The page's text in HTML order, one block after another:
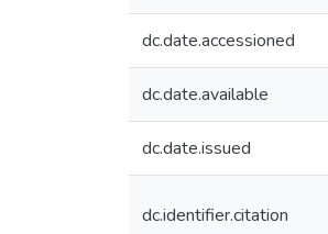
dc.date.accessioned
dc.date.available
dc.date.issued
dc.identifier.citation